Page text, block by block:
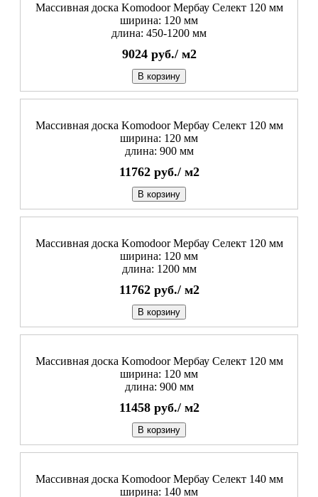
Массивная доска Komodoor Мербау Селект 120 мм
ширина: 120 мм
длина: 450-1200 мм
9024 руб./ м2
В корзину
Массивная доска Komodoor Мербау Селект 120 мм
ширина: 120 мм
длина: 900 мм
11762 руб./ м2
В корзину
Массивная доска Komodoor Мербау Селект 120 мм
ширина: 120 мм
длина: 1200 мм
11762 руб./ м2
В корзину
Массивная доска Komodoor Мербау Селект 120 мм
ширина: 120 мм
длина: 900 мм
11458 руб./ м2
В корзину
Массивная доска Komodoor Мербау Селект 140 мм
ширина: 140 мм